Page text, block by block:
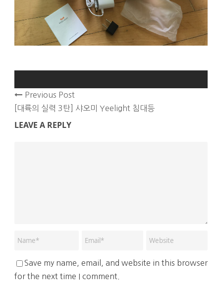
Previous Post
[대륙의 실력 3탄] 샤오미 Yeelight 침대등
LEAVE A REPLY
Save my name, email, and website in this browser
for the next time I comment.